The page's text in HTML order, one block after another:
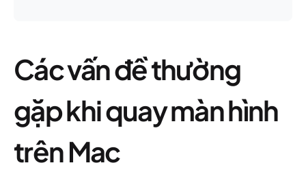
Các vấn đề thường
gặp khi quay màn hình
trên Mac